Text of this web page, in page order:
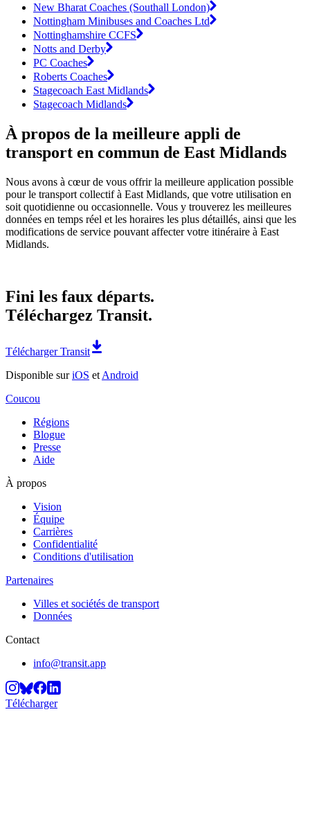
New Bharat Coaches (Southall London)
Nottingham Minibuses and Coaches Ltd
Nottinghamshire CCFS
Notts and Derby
PC Coaches
Roberts Coaches
Stagecoach East Midlands
Stagecoach Midlands
À propos de la meilleure appli de
transport en commun de East Midlands
Nous avons à cœur de vous offrir la meilleure application possible
pour le transport collectif à East Midlands, que votre utilisation en
soit quotidienne ou occasionnelle. Vous y trouverez les meilleures
données en temps réel et les horaires les plus détaillés, ainsi que les
modifications de service pouvant affecter votre itinéraire à East
Midlands.
Fini les faux départs.
Téléchargez Transit.
Télécharger Transit
Disponible suriOS et Android
Coucou
Régions
Blogue
Presse
Aide
À propos
Vision
Équipe
Carrières
Confidentialité
Conditions d'utilisation
Partenaires
Villes et sociétés de transport
Données
Contact
info@transit.app
Télécharger